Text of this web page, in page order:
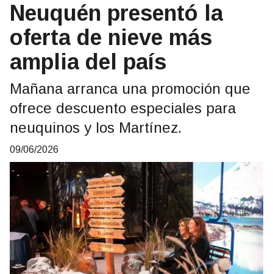
Neuquén presentó la
oferta de nieve más
amplia del país
Mañana arranca una promoción que
ofrece descuento especiales para
neuquinos y los Martínez.
09/06/2026